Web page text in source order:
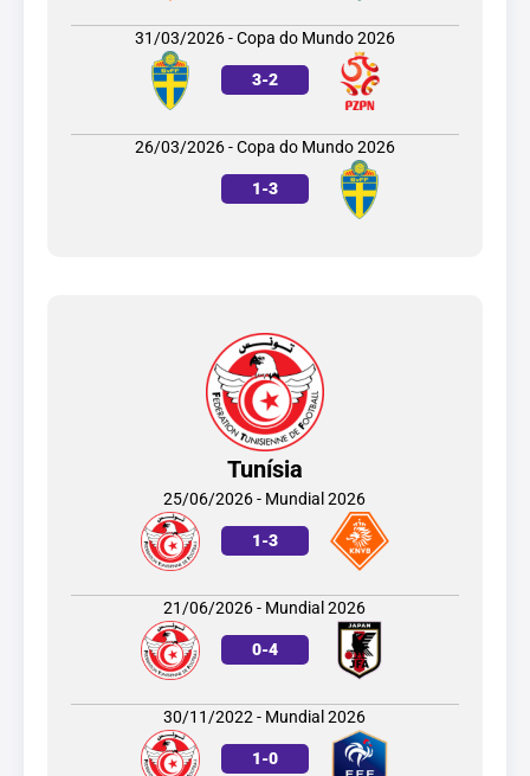
31/03/2026 - Copa do Mundo 2026
3-2
26/03/2026 - Copa do Mundo 2026
1-3
Tunísia
25/06/2026 - Mundial 2026
1-3
21/06/2026 - Mundial 2026
0-4
30/11/2022 - Mundial 2026
1-0